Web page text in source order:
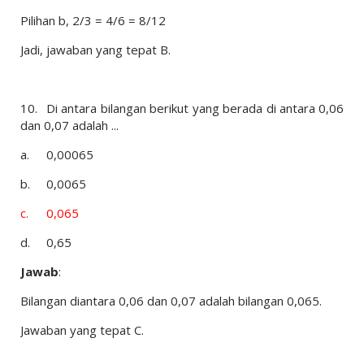
Pilihan b, 2/3 = 4/6 = 8/12
Jadi, jawaban yang tepat B.
10.
Di antara bilangan berikut yang berada di antara 0,06
dan 0,07 adalah ...
a.
0,00065
b.
0,0065
c.
0,065
d.
0,65
Jawab:
Bilangan diantara 0,06 dan 0,07 adalah bilangan 0,065.
Jawaban yang tepat C.